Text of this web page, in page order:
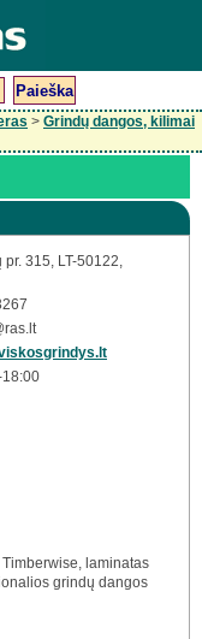
> Grindų dangos, kilimai
pr. 315, LT-50122,
18:00
laminatas
grindų dangos